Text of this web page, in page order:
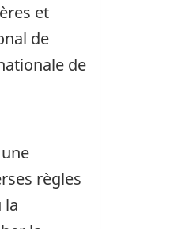
et
de
de
règles
la